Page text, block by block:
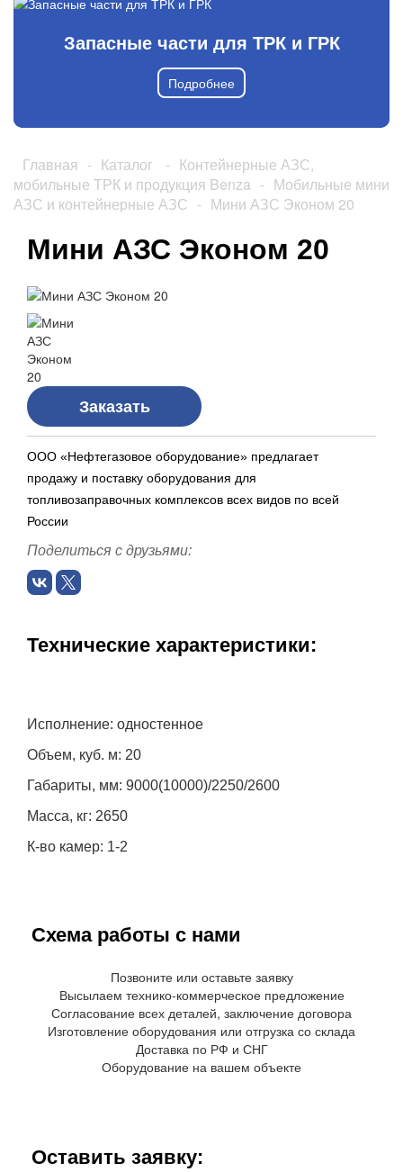
Запасные части для ТРК и ГРК
Подробнее
Главная - Каталог - Контейнерные АЗС,
мобильные ТРК и продукция Benza - Мобильные мини
АЗС и контейнерные АЗС - Мини АЗС Эконом 20
Мини АЗС Эконом 20
Заказать
ООО «Нефтегазовое оборудование» предлагает
продажу и поставку оборудования для
топливозаправочных комплексов всех видов по всей
России
Поделиться с друзьями:
Технические характеристики:
Исполнение: одностенное
Объем, куб. м: 20
Габариты, мм: 9000(10000)/2250/2600
Масса, кг: 2650
К-во камер: 1-2
Схема работы с нами
Позвоните или оставьте заявку
Высылаем технико-коммерческое предложение
Согласование всех деталей, заключение договора
Изготовление оборудования или отгрузка со склада
Доставка по РФ и СНГ
Оборудование на вашем объекте
Оставить заявку: